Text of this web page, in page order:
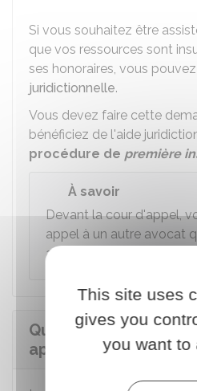
Si vous souhaitez être
que vos ressources sont
ses honoraires, vous
juridictionnelle.
Vous devez faire cette
bénéficiez de l'aide
procédure de première
À savoir
Devant la cour d'appel,
appel à un autre avocat
aviez en première instance.
Quelle est la
appel d'un jugement
This site uses
gives you
you want to